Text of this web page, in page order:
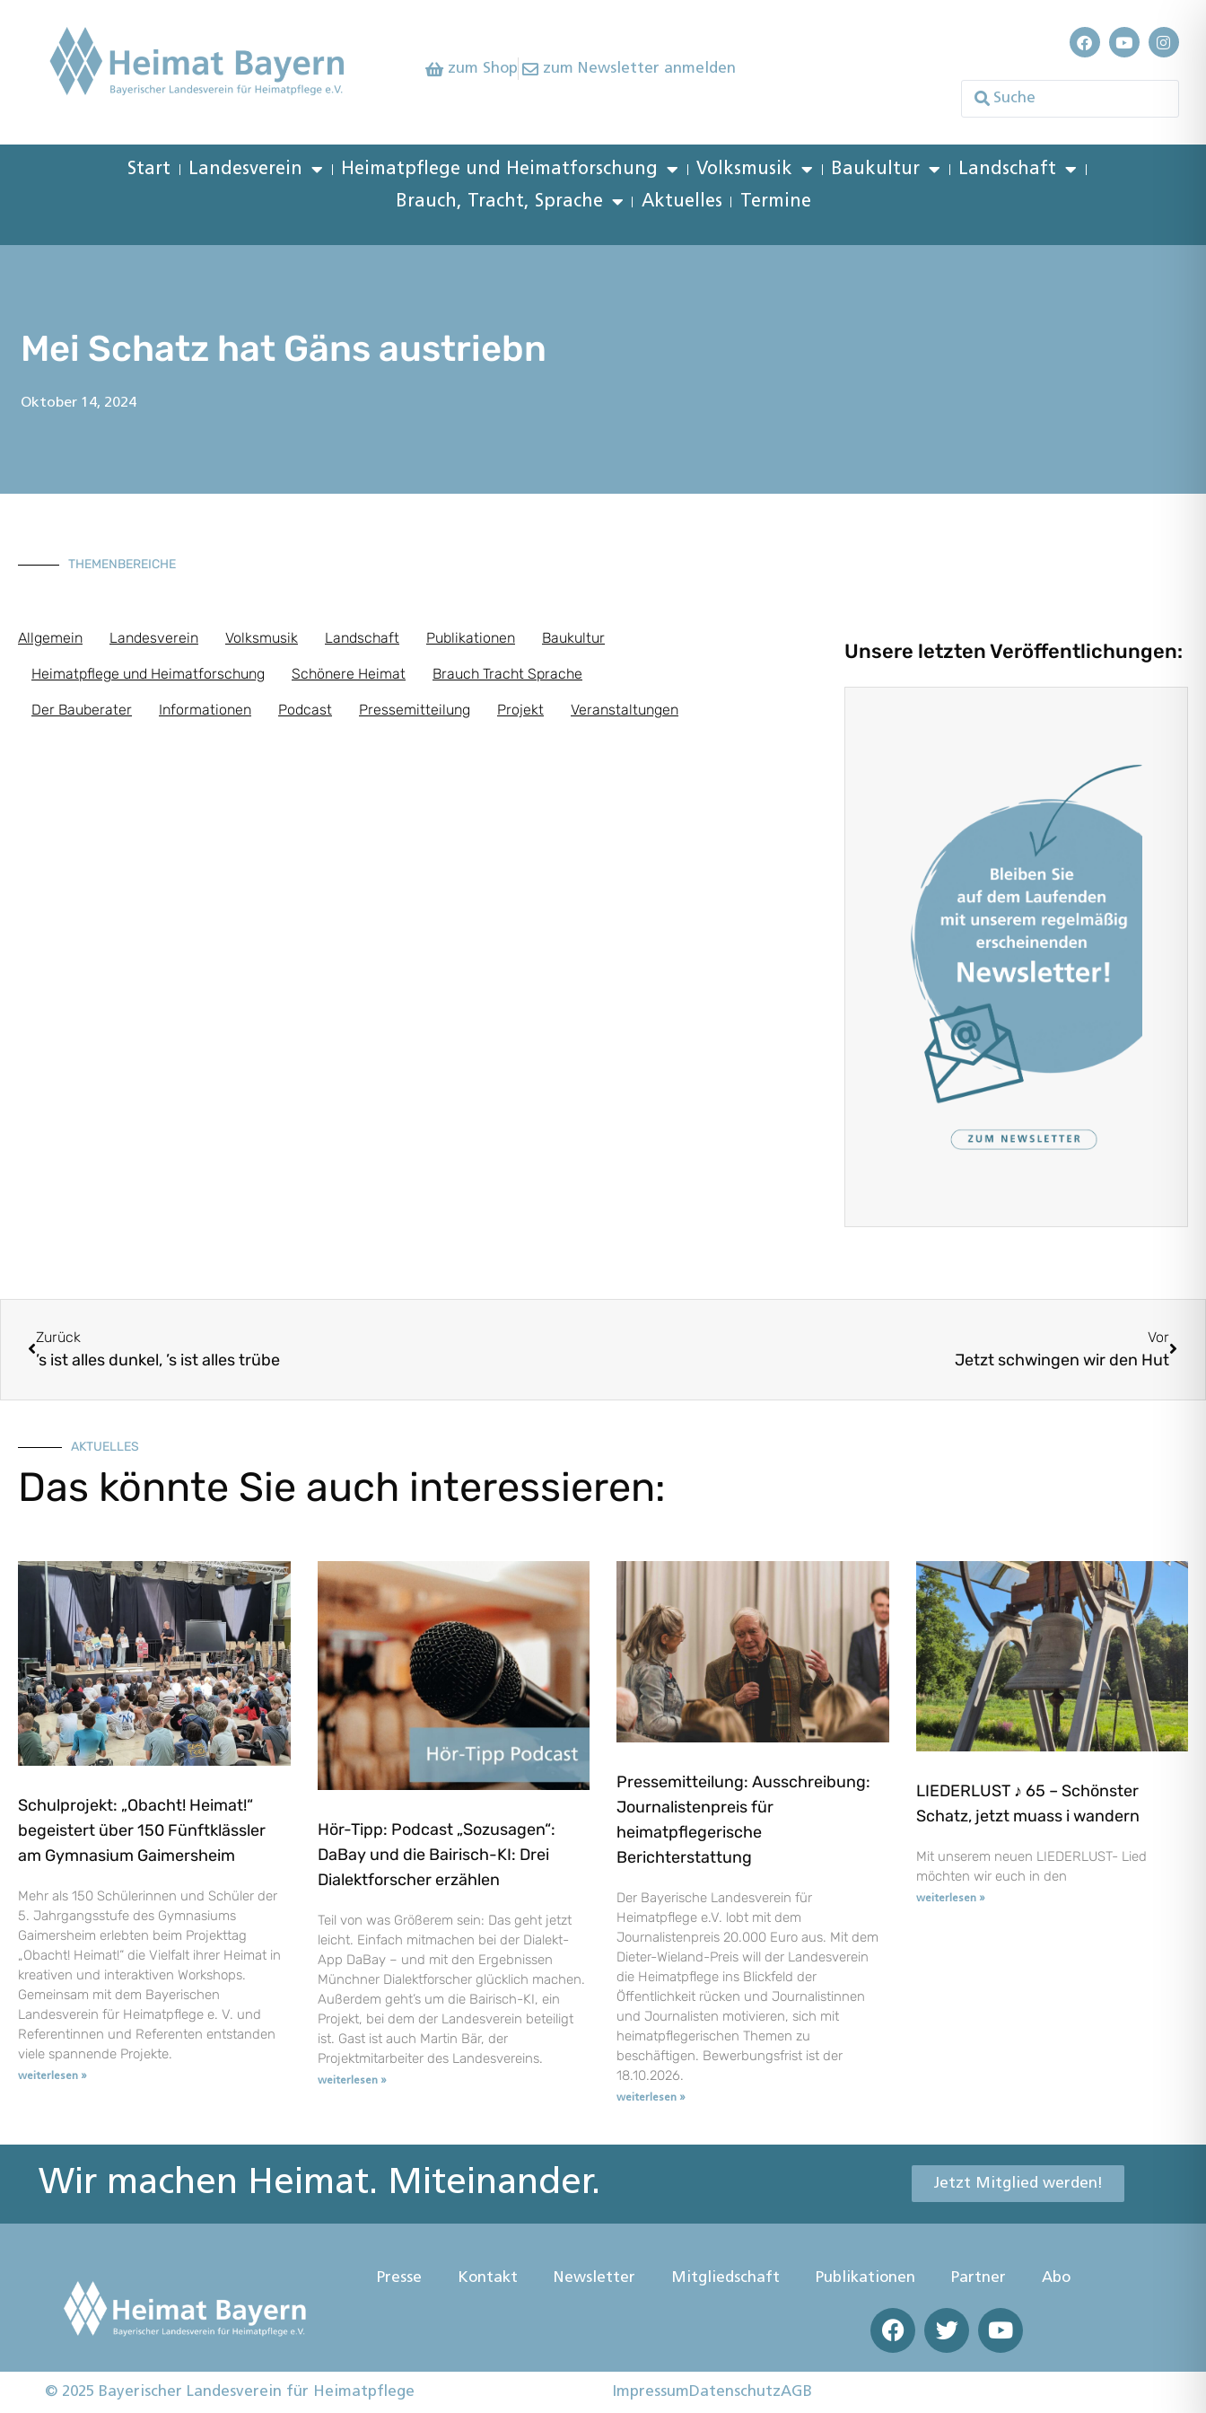
zum Shop zum Newsletter anmelden
Start Landesverein Heimatpflege und Heimatforschung Volksmusik Baukultur
Landschaft
Brauch, Tracht, Sprache
Aktuelles Termine
Mei Schatz hat Gäns austriebn
Oktober 14, 2024
THEMENBEREICHE
Allgemein Landesverein Volksmusik Landschaft Publikationen Baukultur
Heimatpflege und Heimatforschung Schönere Heimat Brauch Tracht Sprache
Der Bauberater Informationen Podcast Pressemitteilung Projekt Veranstaltungen
Unsere letzten Veröffentlichungen:
Zurück
’s ist alles dunkel, ’s ist alles trübe
Vor
Jetzt schwingen wir den Hut
AKTUELLES
Das könnte Sie auch interessieren:
Schulprojekt: „Obacht! Heimat!“
begeistert über 150 Fünftklässler
am Gymnasium Gaimersheim
Mehr als 150 Schülerinnen und Schüler der
5. Jahrgangsstufe des Gymnasiums
Gaimersheim erlebten beim Projekttag
„Obacht! Heimat!“ die Vielfalt ihrer Heimat in
kreativen und interaktiven Workshops.
Gemeinsam mit dem Bayerischen
Landesverein für Heimatpflege e. V. und
Referentinnen und Referenten entstanden
viele spannende Projekte.
weiterlesen »
Hör-Tipp: Podcast „Sozusagen“:
DaBay und die Bairisch-KI: Drei
Dialektforscher erzählen
Teil von was Größerem sein: Das geht jetzt
leicht. Einfach mitmachen bei der Dialekt-
App DaBay – und mit den Ergebnissen
Münchner Dialektforscher glücklich machen.
Außerdem geht’s um die Bairisch-KI, ein
Projekt, bei dem der Landesverein beteiligt
ist. Gast ist auch Martin Bär, der
Projektmitarbeiter des Landesvereins.
weiterlesen »
Pressemitteilung: Ausschreibung:
Journalistenpreis für
heimatpflegerische
Berichterstattung
Der Bayerische Landesverein für
Heimatpflege e.V. lobt mit dem
Journalistenpreis 20.000 Euro aus. Mit dem
Dieter-Wieland-Preis will der Landesverein
die Heimatpflege ins Blickfeld der
Öffentlichkeit rücken und Journalistinnen
und Journalisten motivieren, sich mit
heimatpflegerischen Themen zu
beschäftigen. Bewerbungsfrist ist der
18.10.2026.
weiterlesen »
LIEDERLUST ♪ 65 – Schönster
Schatz, jetzt muass i wandern
Mit unserem neuen LIEDERLUST- Lied
möchten wir euch in den
weiterlesen »
Wir machen Heimat. Miteinander. Jetzt Mitglied werden!
Presse Kontakt Newsletter Mitgliedschaft Publikationen Partner Abo
© 2025 Bayerischer Landesverein für Heimatpflege ImpressumDatenschutzAGB